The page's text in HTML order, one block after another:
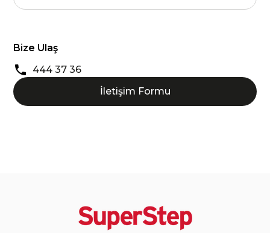
Bize Ulaş
444 37 36
İletişim Formu